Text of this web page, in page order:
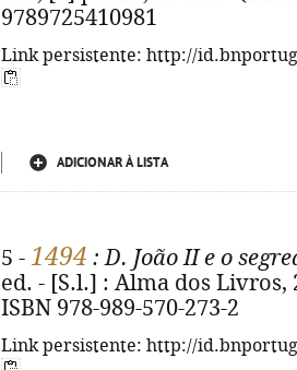
9789725410981
Link persistente: http://
ADICIONAR À LISTA
5 - 1494 : D. João II e o
ed. - [S.l.] : Alma dos Livros,
ISBN 978-989-570-273-2
Link persistente: http://